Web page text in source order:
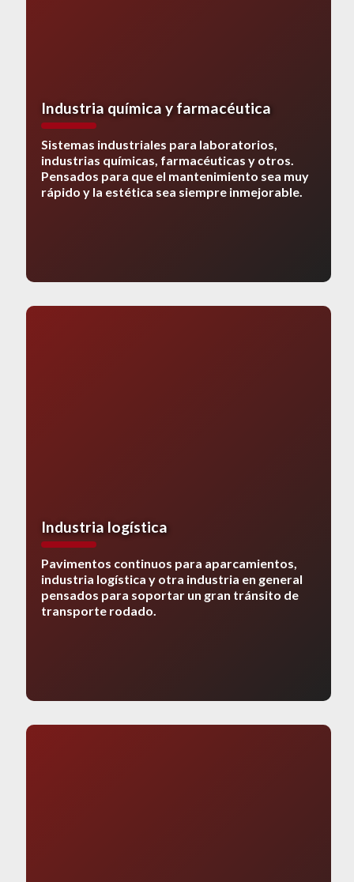
Industria química y farmacéutica
Sistemas industriales para laboratorios,
industrias químicas, farmacéuticas y otros.
Pensados ​​para que el mantenimiento sea muy
rápido y la estética sea siempre inmejorable.
Industria logística
Pavimentos continuos para aparcamientos,
industria logística y otra industria en general
pensados para soportar un gran tránsito de
transporte rodado.